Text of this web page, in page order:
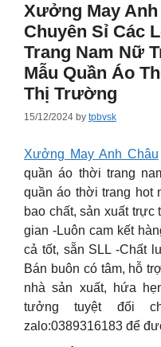
Xưởng May
Chuyên Sỉ Các
Trang Nam Nữ
Mẫu Quần Áo
Thị Trường
15/12/2024 by tpbvsk
Xưởng May Anh Châu
quần áo thời trang
quần áo thời trang hot
bao chất, sản xuất
gian -Luôn cam kết
cả tốt, sẵn SLL -Chất
Bán buôn có tâm, hỗ
nhà sản xuất, hứa
tưởng tuyệt đối
zalo:0389316183 để